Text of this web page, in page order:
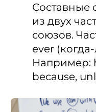
​Составные
из двух
союзов.
ever
Например:
because,